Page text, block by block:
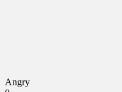
Angry